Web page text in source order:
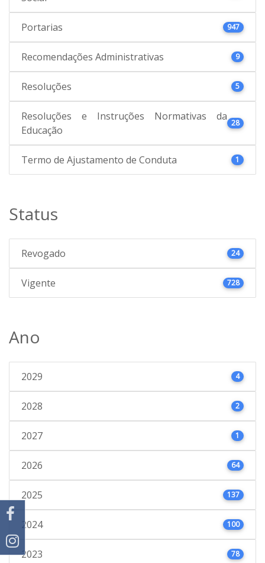
Portarias 947
Recomendações Administrativas 9
Resoluções 5
Resoluções e Instruções Normativas da
Educação
28
Termo de Ajustamento de Conduta 1
Status
Revogado 24
Vigente 728
Ano
2029 4
2028 2
2027 1
2026 64
2025 137
2024 100
2023 78